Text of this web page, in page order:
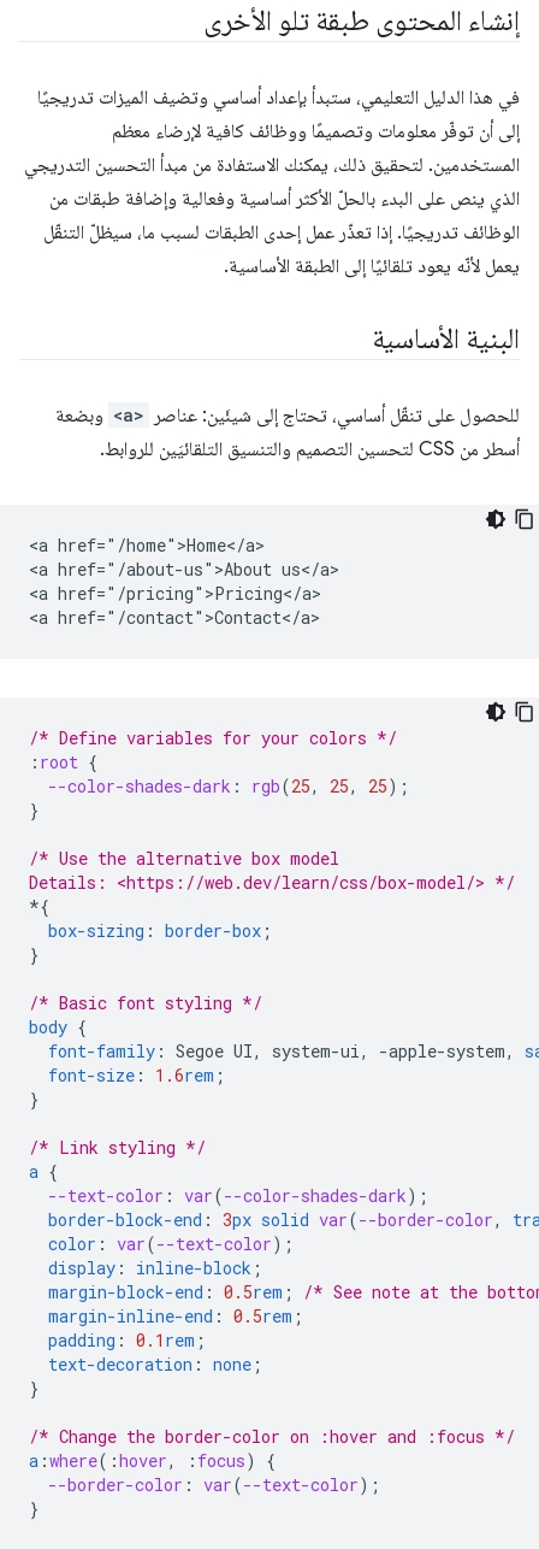
إنشاء المحتوى طبقة تلو الأخرى
في هذا الدليل التعليمي، ستبدأ بإعداد أساسي وتضيف الميزات تدريجيًا
إلى أن توفّر معلومات وتصميمًا ووظائف كافية لإرضاء معظم
المستخدمين. لتحقيق ذلك، يمكنك الاستفادة من مبدأ التحسين التدريجي
الذي ينص على البدء بالحلّ الأكثر أساسية وفعالية وإضافة طبقات من
الوظائف تدريجيًا. إذا تعذّر عمل إحدى الطبقات لسبب ما، سيظلّ التنقّل
يعمل لأنّه يعود تلقائيًا إلى الطبقة الأساسية.
البنية الأساسية
للحصول على تنقّل أساسي، تحتاج إلى شيئَين: عناصر <a> وبضعة
أسطر من CSS لتحسين التصميم والتنسيق التلقائيَين للروابط.
<a href="/home">Home</a>
<a href="/about-us">About us</a>
<a href="/pricing">Pricing</a>
/* Define variables for your colors */
: root {
--color-shades-dark : rgb(25, 25, 25);
}
/* Use the alternative box model
Details: <https://web.dev/learn/css/box-model/> */
*{
box-sizing : border-box ;
}
/* Basic font styling */
body {
font-family : Segoe UI, system-ui, -apple-system,
font-size : 1.6rem ;
}
/* Link styling */
a {
--text-color : var(--color-shades-dark);
border-block-end : 3px solid var(--border-color,
color : var(--text-color);
display : inline-block ;
margin-block-end : 0.5rem ;
/* See note at the
margin-inline-end : 0.5rem ;
padding : 0.1 rem ;
text-decoration : none ;
}
/* Change the border-color on :hover and :focus */
a :where( :hover, : focus)
{
--border-color : var(--text-color);
}